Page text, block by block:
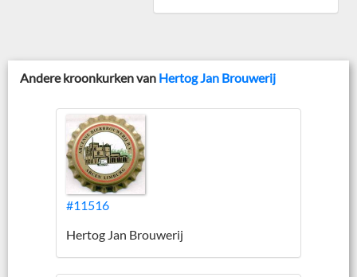
Andere kroonkurken van Hertog Jan Brouwerij
#11516
Hertog Jan Brouwerij